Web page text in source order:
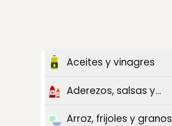
Aceites y vinagres
Aderezos, salsas y
Arroz, frijoles y granos